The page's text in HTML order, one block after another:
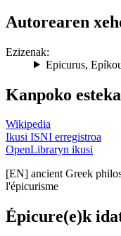
Autorearen
Ezizenak:
Epicurus,
Kanpoko
Wikipedia
Ikusi ISNI erregistroa
OpenLibraryn ikusi
[EN] ancient Greek
l'épicurisme
Épicure(e)k